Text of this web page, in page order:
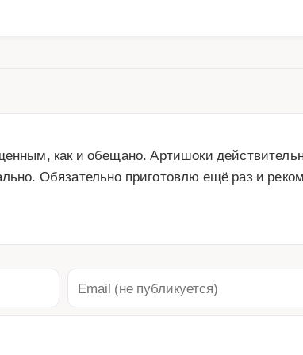
как и обещано. Артишоки
Обязательно приготовлю ещё раз и